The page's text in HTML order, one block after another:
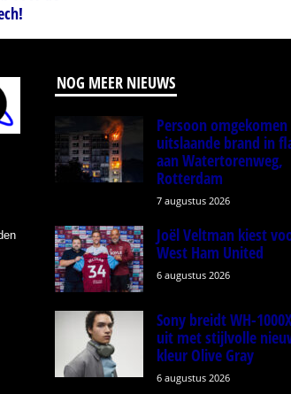
NOG MEER NIEUWS
Persoon
uitslaande brand in
aan Watertorenweg,
Rotterdam
7 augustus 2026
Joël Veltman kiest
West Ham United
6 augustus 2026
Sony breidt WH-
uit met stijlvolle
kleur Olive Gray
6 augustus 2026